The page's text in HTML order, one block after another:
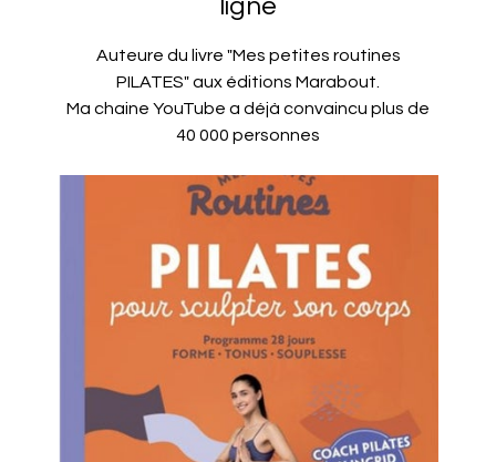
ligne
Auteure du livre "Mes petites routines
PILATES" aux éditions Marabout.
Ma chaine YouTube a déjà convaincu plus de
40 000 personnes